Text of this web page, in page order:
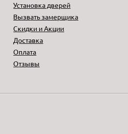
Установка дверей
Вызвать замерщика
Скидки и Акции
Доставка
Оплата
Отзывы